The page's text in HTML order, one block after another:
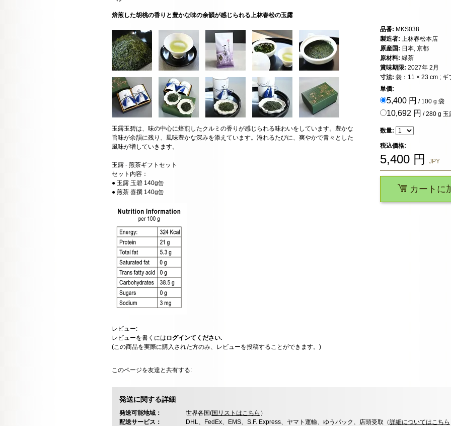
焙煎した胡桃の香りと豊かな味の余韻が感じられる上林春松の玉露
玉露玉碧は、味の中心に焙煎したクルミの香りが感じられる味わいをしています。豊かな
旨味が余韻に残り、風味豊かな深みを添えています。淹れるたびに、爽やかで青々とした
風味が増していきます。
玉露 - 煎茶ギフトセット
セット内容：
● 玉露 玉碧 140g缶
● 煎茶 喜撰 140g缶
レビュー:
レビューを書くには ログインてください.
(この商品を実際に購入された方のみ、レビューを投稿することができます。)
このページを友達と共有する:
品番: MKS038
製造者: 上林春松本店
原産国: 日本, 京都
原材料: 緑茶
賞味期限: 2027年 2月
寸法: 袋：11 × 23 cm ; ギ
単価:
5,400 円 / 100 g 袋
10,692 円 / 280 g 玉
数量:
税込価格:
5,400 円 JPY
カートに
発送に関する詳細
発送可能地域： 世界各国(国リストはこちら ）
配送サービス：
DHL、FedEx、EMS、S.F. Express、ヤマト運輸、ゆうパック、店頭受取（詳細についてはこちら